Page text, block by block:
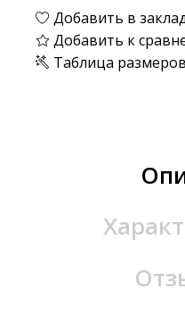
Добавить в
Добавить к
Таблица размеров